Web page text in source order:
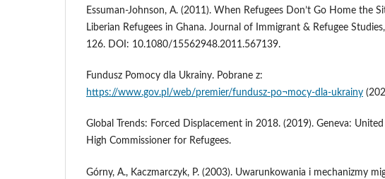
Essuman-Johnson, A. (2011). When Refugees Don’t Go Home the
Liberian Refugees in Ghana. Journal of Immigrant & Refugee
126. DOI: 10.1080/15562948.2011.567139.
Fundusz Pomocy dla Ukrainy. Pobrane z:
https://www.gov.pl/web/premier/fundusz-po¬mocy-dla-ukrainy
Global Trends: Forced Displacement in 2018. (2019). Geneva:
High Commissioner for Refugees.
Górny, A., Kaczmarczyk, P. (2003). Uwarunkowania i mechanizmy